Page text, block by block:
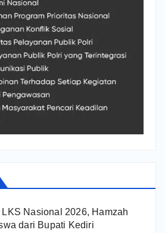
Nasional 2026, Hamzah
dari Bupati Kediri